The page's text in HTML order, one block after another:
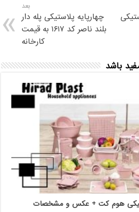
بعد
چهارپایه پلاستیکی پله دار
بلند ناصر کد ۱۶۱۷ به قیمت
کارخانه
باشد
هوم کت + عکس و مشخصات